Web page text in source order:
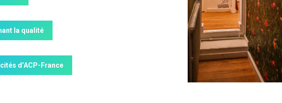
la qualité
d’ACP-France